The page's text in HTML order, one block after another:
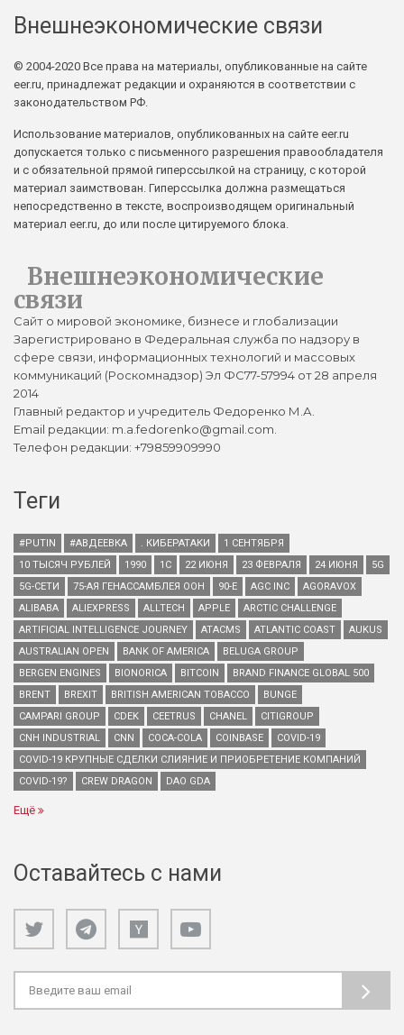
Внешнеэкономические связи
© 2004-2020 Все права на материалы, опубликованные на сайте
eer.ru, принадлежат редакции и охраняются в соответствии с
законодательством РФ.
Использование материалов, опубликованных на сайте eer.ru
допускается только с письменного разрешения правообладателя
и с обязательной прямой гиперссылкой на страницу, с которой
материал заимствован. Гиперссылка должна размещаться
непосредственно в тексте, воспроизводящем оригинальный
материал eer.ru, до или после цитируемого блока.
Внешнеэкономические
связи
Сайт о мировой экономике, бизнесе и глобализации
Зарегистрировано в Федеральная служба по надзору в
сфере связи, информационных технологий и массовых
коммуникаций (Роскомнадзор) Эл ФС77-57994 от 28 апреля
2014
Главный редактор и учредитель Федоренко М.А.
Email редакции: m.a.fedorenko@gmail.com.
Телефон редакции: +79859909990
Теги
#PUTIN #АВДЕЕВКА . КИБЕРАТАКИ
1 СЕНТЯБРЯ
10 ТЫСЯЧ РУБЛЕЙ
1990 1С 22 ИЮНЯ 23 ФЕВРАЛЯ 24 ИЮНЯ
5G
5G-СЕТИ
75-АЯ ГЕНАССАМБЛЕЯ ООН 90-Е AGC INC
AGORAVOX
ALIBABA
ALIEXPRESS ALLTECH APPLE
ARCTIC CHALLENGE
ARTIFICIAL INTELLIGENCE JOURNEY
ATACMS ATLANTIC COAST
AUKUS
AUSTRALIAN OPEN
BANK OF AMERICA
BELUGA GROUP
BERGEN ENGINES
BIONORICA BITCOIN
BRAND FINANCE GLOBAL 500
BRENT
BREXIT BRITISH AMERICAN TOBACCO
BUNGE
CAMPARI GROUP
CDEK CEETRUS CHANEL
CITIGROUP
CNH INDUSTRIAL
CNN COCA-COLA COINBASE
COVID-19
COVID-19 КРУПНЫЕ СДЕЛКИ СЛИЯНИЕ И ПРИОБРЕТЕНИЕ КОМПАНИЙ
COVID-19?
CREW DRAGON DAO GDA
Ещё
Оставайтесь с нами